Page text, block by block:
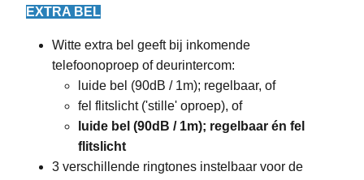
EXTRA BEL
Witte extra bel geeft bij inkomende
telefoonoproep of deurintercom:
luide bel (90dB / 1m); regelbaar, of
fel flitslicht ('stille' oproep), of
luide bel (90dB / 1m); regelbaar én fel
flitslicht
3 verschillende ringtones instelbaar voor de